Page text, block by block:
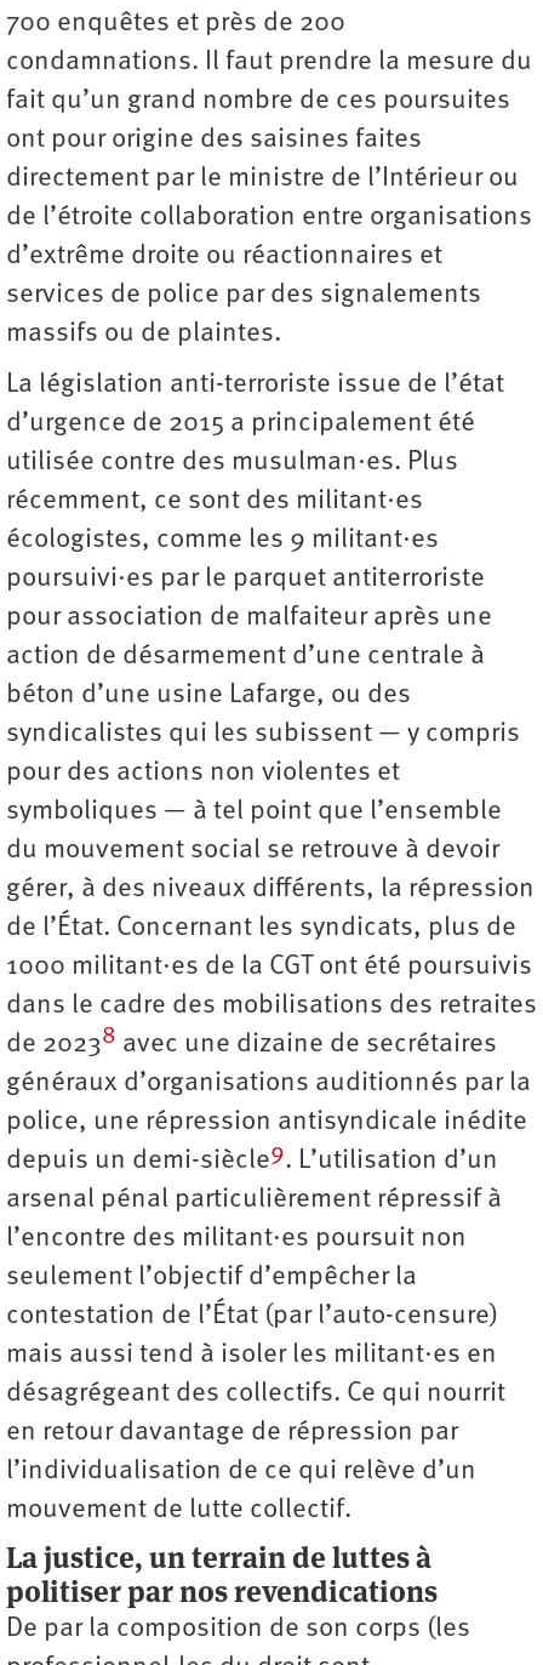
700 enquêtes et près de 200
condamnations. Il faut prendre la mesure du
fait qu’un grand nombre de ces poursuites
ont pour origine des saisines faites
directement par le ministre de l’Intérieur ou
de l’étroite collaboration entre organisations
d’extrême droite ou réactionnaires et
services de police par des signalements
massifs ou de plaintes.
La législation anti-terroriste issue de l’état
d’urgence de 2015 a principalement été
utilisée contre des musulman·es. Plus
récemment, ce sont des militant·es
écologistes, comme les 9 militant·es
poursuivi·es par le parquet antiterroriste
pour association de malfaiteur après une
action de désarmement d’une centrale à
béton d’une usine Lafarge, ou des
syndicalistes qui les subissent — y compris
pour des actions non violentes et
symboliques — à tel point que l’ensemble
du mouvement social se retrouve à devoir
gérer, à des niveaux différents, la répression
de l’État. Concernant les syndicats, plus de
1000 militant·es de la CGT ont été poursuivis
dans le cadre des mobilisations des retraites
de 20238 avec une dizaine de secrétaires
généraux d’organisations auditionnés par la
police, une répression antisyndicale inédite
depuis un demi-siècle9. L’utilisation d’un
arsenal pénal particulièrement répressif à
l’encontre des militant·es poursuit non
seulement l’objectif d’empêcher la
contestation de l’État (par l’auto-censure)
mais aussi tend à isoler les militant·es en
désagrégeant des collectifs. Ce qui nourrit
en retour davantage de répression par
l’individualisation de ce qui relève d’un
mouvement de lutte collectif.
La justice, un terrain de luttes à
politiser par nos revendications
De par la composition de son corps (les